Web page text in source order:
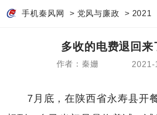
手机秦风网 > 党风与廉政 > 2021
多收的电费退回来
作者：秦姗 2021-
7月底，在陕西省永寿县开